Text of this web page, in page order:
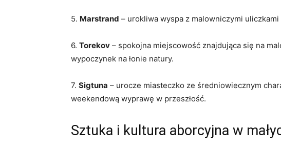
5. Marstrand – urokliwa wyspa z malowniczymi
6. Torekov – spokojna miejscowość znajdująca się na
wypoczynek na łonie natury.
7. Sigtuna – urocze miasteczko ze średniowiecznym
weekendową wyprawę w przeszłość.
Sztuka i kultura aborcyjna w